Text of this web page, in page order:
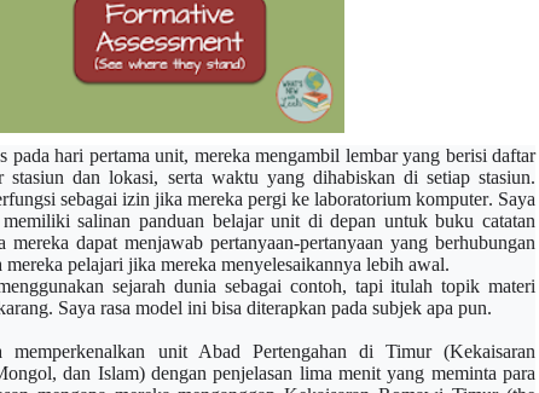
pada hari pertama unit, mereka mengambil lembar yang berisi daftar
stasiun dan lokasi, serta waktu yang dihabiskan di setiap stasiun.
sebagai izin jika mereka pergi ke laboratorium komputer. Saya
salinan panduan belajar unit di depan untuk buku catatan
mereka dapat menjawab pertanyaan-pertanyaan yang berhubungan
mereka pelajari jika mereka menyelesaikannya lebih awal.
sejarah dunia sebagai contoh, tapi itulahtopik materi
Saya rasa model ini bisa diterapkan pada subjek apa pun.
memperkenalkan unit Abad Pertengahan di Timur (Kekaisaran
dan Islam) dengan penjelasan lima menit yang meminta para